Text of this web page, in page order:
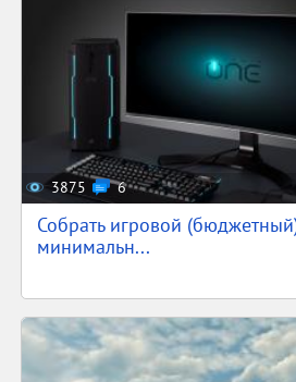
3875 6
Собрать игровой
минимальн...